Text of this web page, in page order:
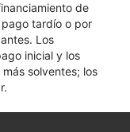
de
tardío o por
Los
inicial y los
solventes; los